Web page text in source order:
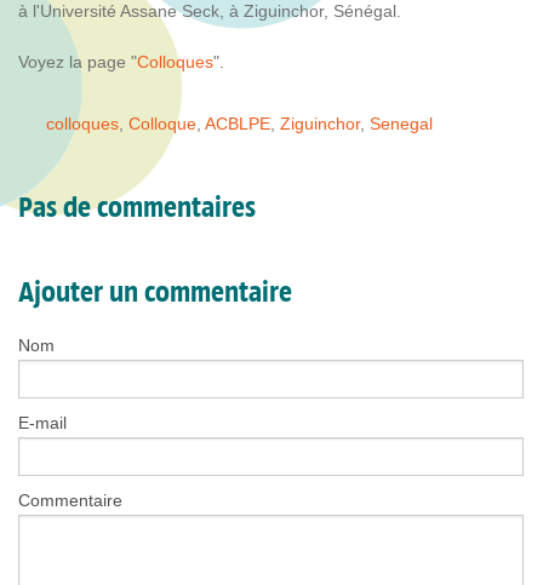
à l'Université Assane Seck, à Ziguinchor, Sénégal.
Voyez la page "Colloques".
colloques Colloque ACBLPE Ziguinchor, Senegal
Pas de commentaires
Ajouter un commentaire
Nom
E-mail
Commentaire